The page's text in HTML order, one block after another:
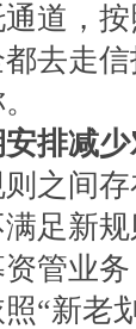
道，
去走
排减
间存
足新
管业
“新老